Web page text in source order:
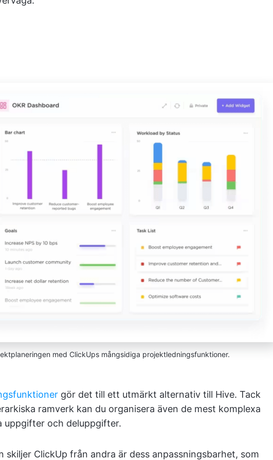
med ClickUps mångsidiga projektledningsfunktioner.
gör det till ett utmärkt alternativ till Hive. Tack
ramverk kan du organisera även de mest komplexa
uppgifter och deluppgifter.
skiljer ClickUp från andra är dess anpassningsbarhet, som